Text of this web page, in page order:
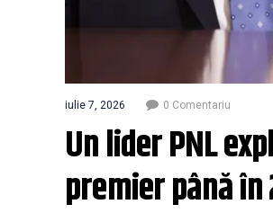
iulie 7, 2026 0 Comentariu
Un lider PNL
premier până în